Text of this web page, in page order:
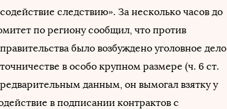
следствию». За несколько часов до
по региону сообщил, что против
было возбуждено уголовное дело
в особо крупном размере (ч. 6 ст.
данным, он вымогал взятку у
в подписании контрактов с